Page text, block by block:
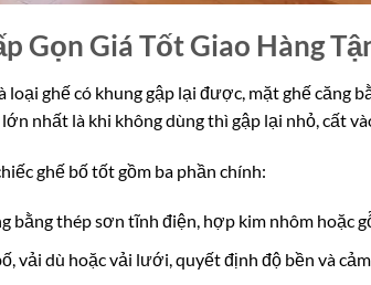
Gọn Giá Tốt Giao Hàng
loại ghế có khung gập lại được, mặt ghế căng
nhất là khi không dùng thì gập lại nhỏ, cất
ghế bố tốt gồm ba phần chính:
bằng thép sơn tĩnh điện, hợp kim nhôm hoặc
vải dù hoặc vải lưới, quyết định độ bền và